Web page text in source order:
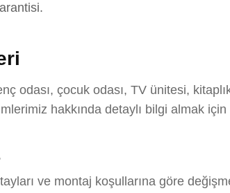
odası, çocuk odası, TV ünitesi,
hakkında detaylı bilgi almak için
ve montaj koşullarına göre